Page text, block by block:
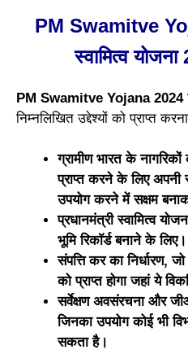
PM Swamitve
स्वामित्व
PM Swamitve Yojana 2024
निम्नलिखित उद्देश्यों को प्राप्त
ग्रामीण भारत के
प्राप्त करने के लिए अपनी
उपयोग करने में सक्षम
प्रधानमंत्री स्वामित्व
भूमि रिकॉर्ड बनाने के लिए।
संपत्ति कर का निर्धारण,
को प्राप्त होगा जहां ये
सर्वेक्षण अवसंरचना और
जिनका उपयोग कोई भी
सकता है।